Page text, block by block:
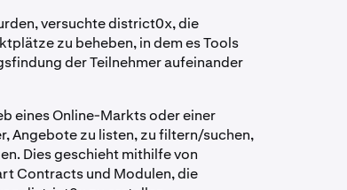
versuchte district0x, die
zu beheben, in dem es Tools
der Teilnehmer aufeinander
eines Online-Markts oder einer
Angebote zu listen, zu filtern/suchen,
Dies geschieht mithilfe von
Contracts und Modulen, die